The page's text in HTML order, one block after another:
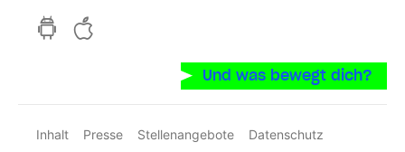
hvv switch App auf GooglePlay
Und was bewegt dich?
Inhalt Presse Stellenangebote
Datenschutz